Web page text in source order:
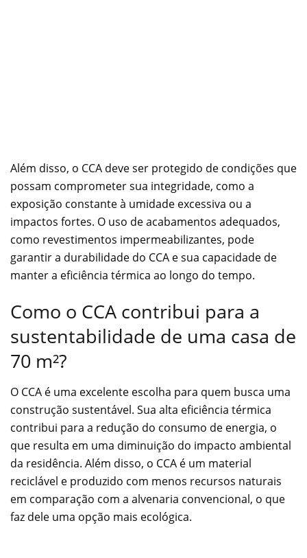
Além disso, o CCA deve ser protegido de condições que
possam comprometer sua integridade, como a
exposição constante à umidade excessiva ou a
impactos fortes. O uso de acabamentos adequados,
como revestimentos impermeabilizantes, pode
garantir a durabilidade do CCA e sua capacidade de
manter a eficiência térmica ao longo do tempo.
Como o CCA contribui para a
sustentabilidade de uma casa de
70 m²?
O CCA é uma excelente escolha para quem busca uma
construção sustentável. Sua alta eficiência térmica
contribui para a redução do consumo de energia, o
que resulta em uma diminuição do impacto ambiental
da residência. Além disso, o CCA é um material
reciclável e produzido com menos recursos naturais
em comparação com a alvenaria convencional, o que
faz dele uma opção mais ecológica.